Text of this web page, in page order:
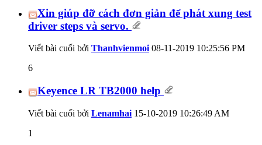
Xin giúp đỡ cách đơn giản để phát xung test
driver steps và servo.
Viết bài cuối bởi Thanhvienmoi 08-11-2019 10:25:56 PM
6
Keyence LR TB2000 help
Viết bài cuối bởi Lenamhai 15-10-2019 10:26:49 AM
1